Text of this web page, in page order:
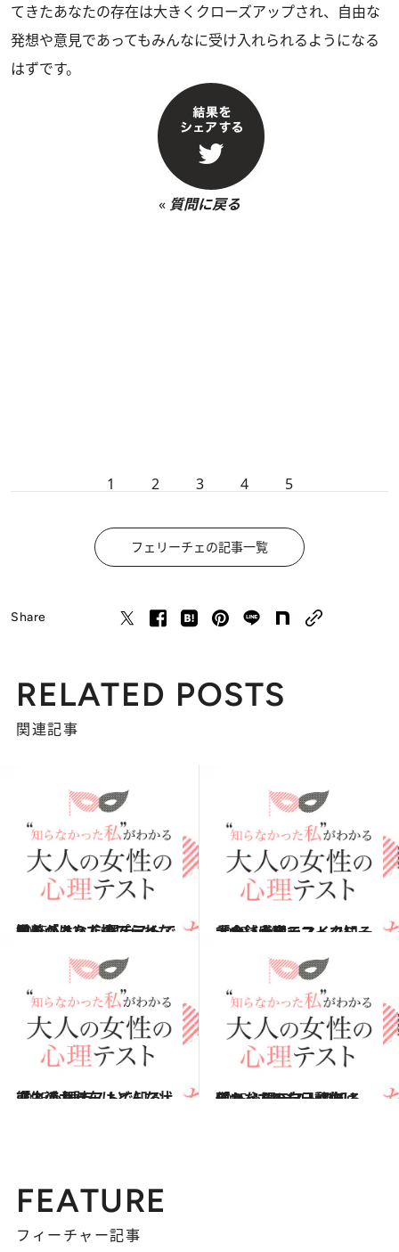
てきたあなたの存在は大きくクローズアップされ、自由な
発想や意見であってもみんなに受け入れられるようになる
はずです。
« 質問に戻る
1 2 3 4 5
フェリーチェの記事一覧
Share
RELATED POSTS
関連記事
2015.6.21
愛着があって捨てられないものは？ 心理テストで知る「あなたのプライド」
占い 2015.5.30
大食い大会でマイクに一言！ 心理テストで知る「金銭感覚」
占い
2015.5.2
恋人のお財布はどんな状態？ 心理テストで知る「生活力」
占い 2015.4.18
預かってみたい動物は何？ 心理テストで知る「あなたの自己評価」
占い
FEATURE
フィーチャー記事